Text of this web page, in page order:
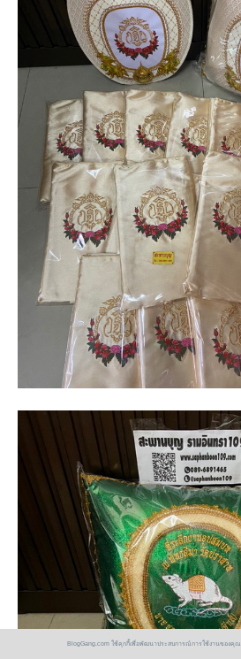
BlogGang.com ใช้คุกกี้เพื่อพัฒนาประสบการณ์การใช้งานของคุณ